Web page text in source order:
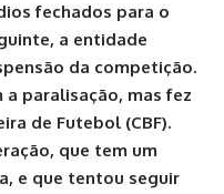
fechados para o
a entidade
da competição.
a paralisação, mas fez
de Futebol (CBF).
que tem um
e que tentou seguir